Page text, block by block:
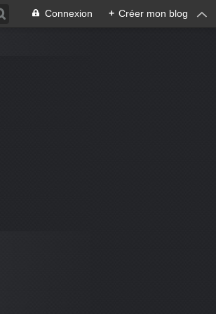
Connexion + Créer mon blog